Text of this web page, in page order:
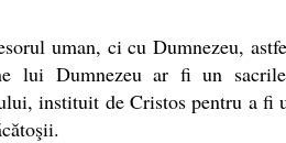
uman, ci cu Dumnezeu,
lui Dumnezeu ar fi un
instituit de Cristos pentru a fi